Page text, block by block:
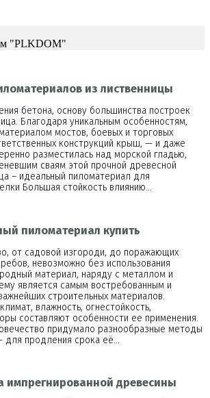
"PLKDOM"
из лиственницы
бетона, основу большинства построек
Благодаря уникальным особенностям,
мостов, боевых и торговых
конструкций крыш, — и даже
разместилась над морской гладью,
сваям этой прочной древесной
– идеальный пиломатериал для
Большая стойкость влиянию…
пиломатериал купить
от садовой изгороди, до поражающих
невозможно без использования
материал, наряду с металлом и
является самым востребованным и
строительных материалов.
влажность, огнестойкость,
составляют особенности ее применения.
придумало разнообразные методы
продления срока её…
импрегнированной древесины